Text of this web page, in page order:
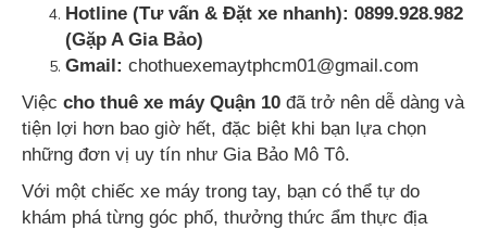
Hotline (Tư vấn & Đặt xe nhanh): 0899.928.982
(Gặp A Gia Bảo)
Gmail: chothuexemaytphcm01@gmail.com
Việc cho thuê xe máy Quận 10 đã trở nên dễ dàng và
tiện lợi hơn bao giờ hết, đặc biệt khi bạn lựa chọn
những đơn vị uy tín như Gia Bảo Mô Tô.
Với một chiếc xe máy trong tay, bạn có thể tự do
khám phá từng góc phố, thưởng thức ẩm thực địa